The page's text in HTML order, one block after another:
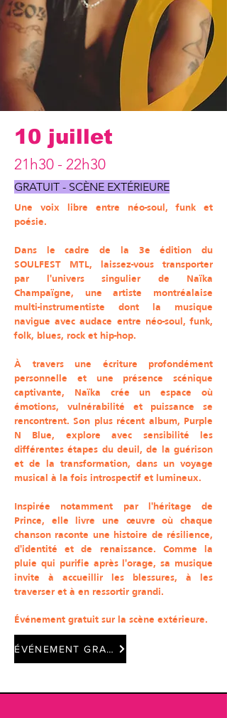
10 juillet
21h30 - 22h30
GRATUIT - SCÈNE EXTÉRIEURE
Une voix libre entre néo-soul, funk et
poésie.
Dans le cadre de la 3e édition du
SOULFEST MTL, laissez-vous transporter
par l'univers singulier de Naïka
Champaïgne, une artiste montréalaise
multi-instrumentiste dont la musique
navigue avec audace entre néo-soul, funk,
folk, blues, rock et hip-hop.
À travers une écriture profondément
personnelle et une présence scénique
captivante, Naïka crée un espace où
émotions, vulnérabilité et puissance se
rencontrent. Son plus récent album, Purple
N Blue, explore avec sensibilité les
différentes étapes du deuil, de la guérison
et de la transformation, dans un voyage
musical à la fois introspectif et lumineux.
Inspirée notamment par l'héritage de
Prince, elle livre une œuvre où chaque
chanson raconte une histoire de résilience,
d'identité et de renaissance. Comme la
pluie qui purifie après l'orage, sa musique
invite à accueillir les blessures, à les
traverser et à en ressortir grandi.
Événement gratuit sur la scène extérieure.
ÉVÉNEMENT GRATUIT